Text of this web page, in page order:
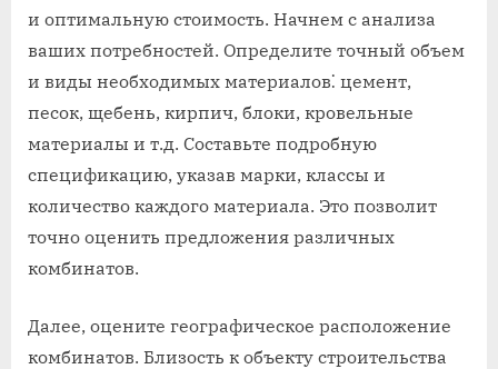
и оптимальную стоимость. Начнем с анализа
ваших потребностей. Определите точный объем
и виды необходимых материалов⁚ цемент,
песок, щебень, кирпич, блоки, кровельные
материалы и т.д. Составьте подробную
спецификацию, указав марки, классы и
количество каждого материала. Это позволит
точно оценить предложения различных
комбинатов.
Далее, оцените географическое расположение
комбинатов. Близость к объекту строительства